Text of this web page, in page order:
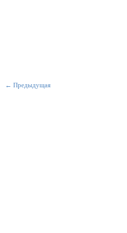
← Предыдущая